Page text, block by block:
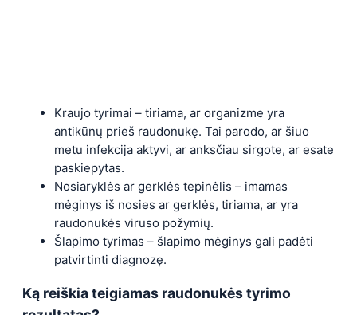
Kraujo tyrimai – tiriama, ar organizme yra
antikūnų prieš raudonukę. Tai parodo, ar šiuo
metu infekcija aktyvi, ar anksčiau sirgote, ar esate
paskiepytas.
Nosiaryklės ar gerklės tepinėlis – imamas
mėginys iš nosies ar gerklės, tiriama, ar yra
raudonukės viruso požymių.
Šlapimo tyrimas – šlapimo mėginys gali padėti
patvirtinti diagnozę.
Ką reiškia teigiamas raudonukės tyrimo